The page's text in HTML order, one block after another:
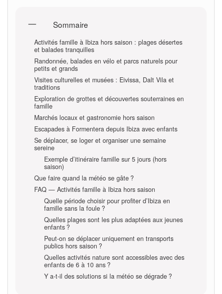
Sommaire
Activités famille à Ibiza hors saison : plages désertes
et balades tranquilles
Randonnée, balades en vélo et parcs naturels pour
petits et grands
Visites culturelles et musées : Eivissa, Dalt Vila et
traditions
Exploration de grottes et découvertes souterraines en
famille
Marchés locaux et gastronomie hors saison
Escapades à Formentera depuis Ibiza avec enfants
Se déplacer, se loger et organiser une semaine
sereine
Exemple d’itinéraire famille sur 5 jours (hors
saison)
Que faire quand la météo se gâte ?
FAQ — Activités famille à Ibiza hors saison
Quelle période choisir pour profiter d’Ibiza en
famille sans la foule ?
Quelles plages sont les plus adaptées aux jeunes
enfants ?
Peut-on se déplacer uniquement en transports
publics hors saison ?
Quelles activités nature sont accessibles avec des
enfants de 6 à 10 ans ?
Y a-t-il des solutions si la météo se dégrade ?